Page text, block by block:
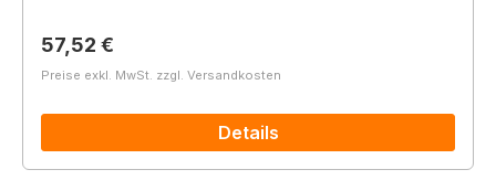
Regulärer Preis:
57,52 €
Preise exkl. MwSt. zzgl. Versandkosten
Details